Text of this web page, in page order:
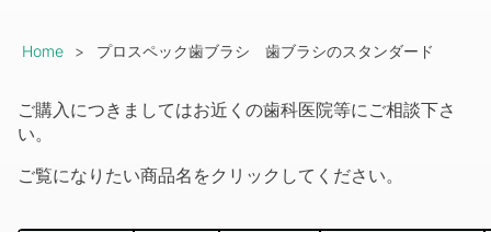
Breadcrumb
Home プロスペック歯ブラシ 歯ブラシのスタンダード
ご購入につきましてはお近くの歯科医院等にご相談下さ
い。
ご覧になりたい商品名をクリックしてください。